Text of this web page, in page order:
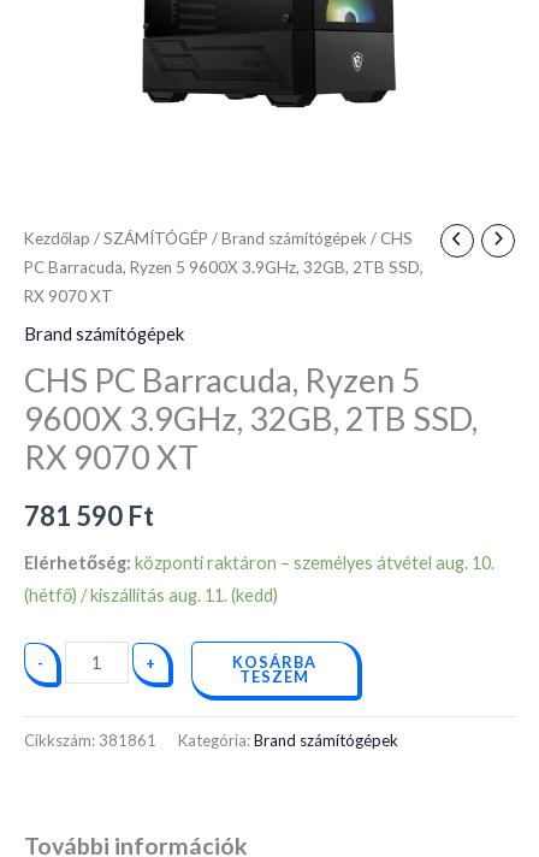
Kezdőlap /SZÁMÍTÓGÉP /Brand számítógépek / CHS
PC Barracuda, Ryzen 5 9600X 3.9GHz, 32GB, 2TB SSD,
RX 9070 XT
Brand számítógépek
CHS PC Barracuda, Ryzen 5
9600X 3.9GHz, 32GB, 2TB SSD,
RX 9070 XT
781 590 Ft
Elérhetőség: központi raktáron – személyes átvétel aug. 10.
(hétfő) / kiszállítás aug. 11. (kedd)
- + KOSÁRBA
TESZEM
Cikkszám: 381861 Kategória:Brand számítógépek
További információk